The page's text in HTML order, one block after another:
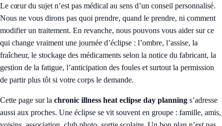
Le cœur du sujet n’est pas médical au sens d’un conseil personnalisé.
Nous ne vous dirons pas quoi prendre, quand le prendre, ni comment
modifier un traitement. En revanche, nous pouvons vous aider sur ce
qui change vraiment une journée d’éclipse : l’ombre, l’assise, la
fraîcheur, le stockage des médicaments selon la notice du fabricant, la
gestion de la fatigue, l’anticipation des foules et surtout la permission
de partir plus tôt si votre corps le demande.
Cette page sur la chronic illness heat eclipse day planning s’adresse
aussi aux proches. Une éclipse se vit souvent en groupe : famille, amis,